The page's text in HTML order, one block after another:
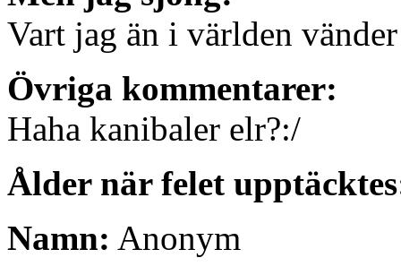
Vart jag än i världen
Övriga kommentarer:
Haha kanibaler elr?:/
Ålder när felet
Namn: Anonym